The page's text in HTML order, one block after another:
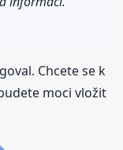
Chcete se k
moci vložit